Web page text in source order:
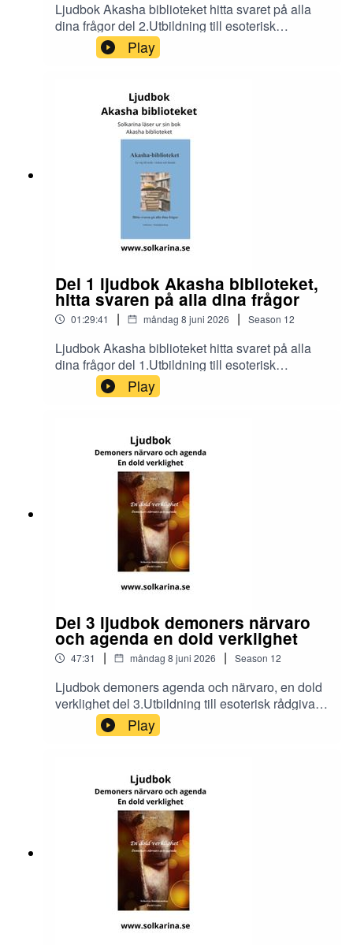
Ljudbok Akasha biblioteket hitta svaret på alla
dina frågor del 2.Utbildning till esoterisk
rådgivare och dimensionsmedium
https://solkarina.se/produkt/dimensionell-
Sinnligkunskap, TACKMin facebook grupp
https://www.facebook.com/groups/16251419920
40360.Solkarina Sinnligkunskap®
//.http://www.medireiki.sehttp://www.solkarina.seh
ttp://www.sannessens.se min digitala
kursgårdInstagram:
http://www.instagram.com/iamsolkarina.seFaceb
ook: https://www.facebook.com/profile.php?
id=61573215027349Youtube:
https://www.youtube.com/@solkarinaKalender:htt
ps://solkarina.se/kalender/
Play
Del 1 ljudbok Akasha biblioteket,
hitta svaren på alla dina frågor
01:29:41 | måndag 8 juni 2026 | Season 12
Ljudbok Akasha biblioteket hitta svaret på alla
dina frågor del 1.Utbildning till esoterisk
rådgivare och dimensionsmedium
https://solkarina.se/produkt/dimensionell-
https://www.facebook.com/groups/16251419920
40360.Solkarina Sinnligkunskap®
//.http://www.medireiki.sehttp://www.solkarina.seh
ttp://www.sannessens.se min digitala
kursgårdInstagram:
http://www.instagram.com/iamsolkarina.seFaceb
ook: https://www.facebook.com/profile.php?
id=61573215027349Youtube:
https://www.youtube.com/@solkarinaKalender:htt
ps://solkarina.se/kalender/
Play
Del 3 ljudbok demoners närvaro
och agenda en dold verklighet
47:31 | måndag 8 juni 2026 | Season 12
Ljudbok demoners agenda och närvaro, en dold
verklighet del 3.Utbildning till esoterisk rådgivare
och dimensionsmedium
https://solkarina.se/produkt/dimensionell-
https://www.facebook.com/groups/16251419920
40360.Solkarina Sinnligkunskap®
//.http://www.medireiki.sehttp://www.solkarina.seh
ttp://www.sannessens.se min digitala
kursgårdInstagram:
http://www.instagram.com/iamsolkarina.seFaceb
ook: https://www.facebook.com/profile.php?
id=61573215027349Youtube:
https://www.youtube.com/@solkarinaKalender:htt
ps://solkarina.se/kalender/
Play